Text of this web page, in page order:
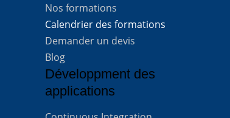
Nos formations
Calendrier des formations
Demander un devis
Blog
Développment des
applications